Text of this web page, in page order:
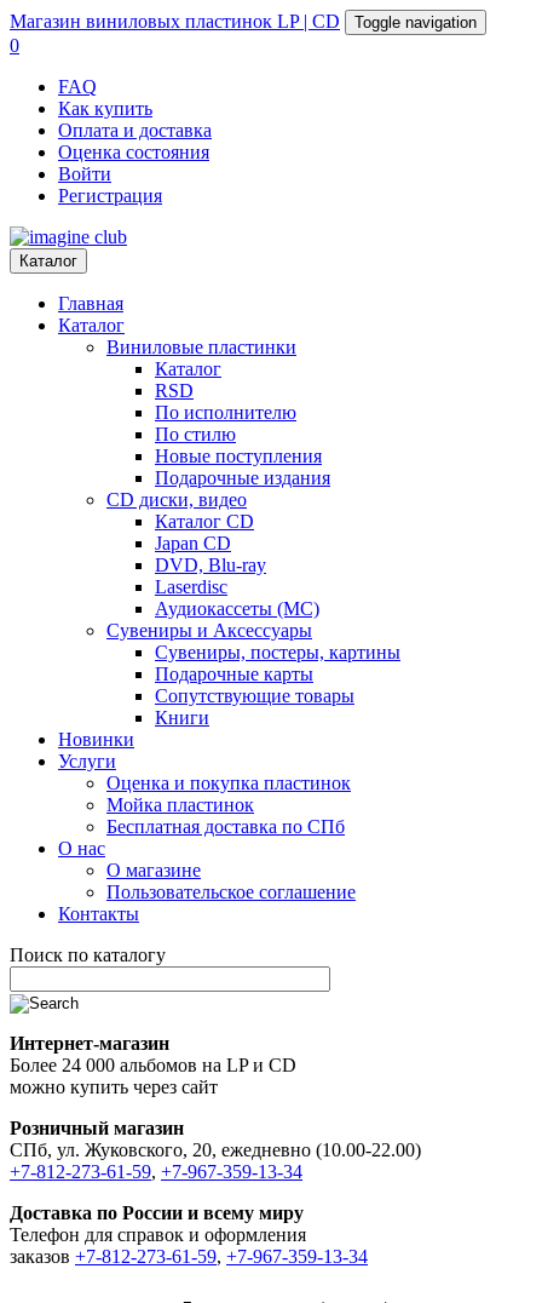
Магазин виниловых пластинок LP | CD Toggle navigation
0
FAQ
Как купить
Оплата и доставка
Оценка состояния
Войти
Регистрация
Каталог
Главная
Каталог
Виниловые пластинки
Каталог
RSD
По исполнителю
По стилю
Новые поступления
Подарочные издания
CD диски, видео
Каталог CD
Japan CD
DVD, Blu-ray
Laserdisc
Аудиокассеты (MC)
Сувениры и Аксессуары
Сувениры, постеры, картины
Подарочные карты
Сопутствующие товары
Книги
Новинки
Услуги
Оценка и покупка пластинок
Мойка пластинок
Бесплатная доставка по СПб
О нас
О магазине
Пользовательское соглашение
Контакты
Поиск по каталогу
Интернет-магазин
Более 24 000 альбомов на LP и CD
можно купить через сайт
Розничный магазин
СПб, ул. Жуковского, 20, ежедневно (10.00-22.00)
+7-812-273-61-59, +7-967-359-13-34
Доставка по России и всему миру
Телефон для справок и оформления
заказов +7-812-273-61-59, +7-967-359-13-34